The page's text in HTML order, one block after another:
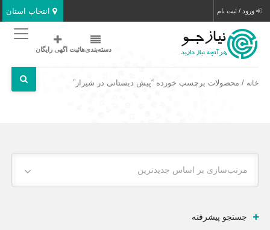
انتخاب استان ورود / ثبت نام
دسته‌بندی‌هاثبت اگهی رایگان
خانه / محصولات برچسب خورده “پیش دبستانی در شیراز”
مرتب‌سازی بر اساس جدیدترین
جستجو پیشرفته